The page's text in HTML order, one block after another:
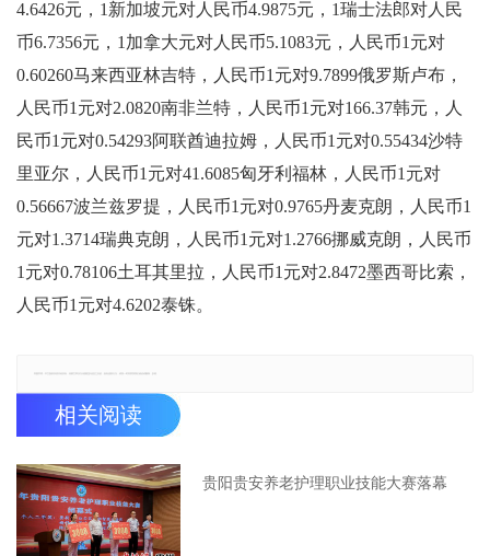
4.6426元，1新加坡元对人民币4.9875元，1瑞士法郎对人民
币6.7356元，1加拿大元对人民币5.1083元，人民币1元对
0.60260马来西亚林吉特，人民币1元对9.7899俄罗斯卢布，
人民币1元对2.0820南非兰特，人民币1元对166.37韩元，人
民币1元对0.54293阿联酋迪拉姆，人民币1元对0.55434沙特
里亚尔，人民币1元对41.6085匈牙利福林，人民币1元对
0.56667波兰兹罗提，人民币1元对0.9765丹麦克朗，人民币1
元对1.3714瑞典克朗，人民币1元对1.2766挪威克朗，人民币
1元对0.78106土耳其里拉，人民币1元对2.8472墨西哥比索，
人民币1元对4.6202泰铢。
相关阅读
贵阳贵安养老护理职业技能大赛落幕